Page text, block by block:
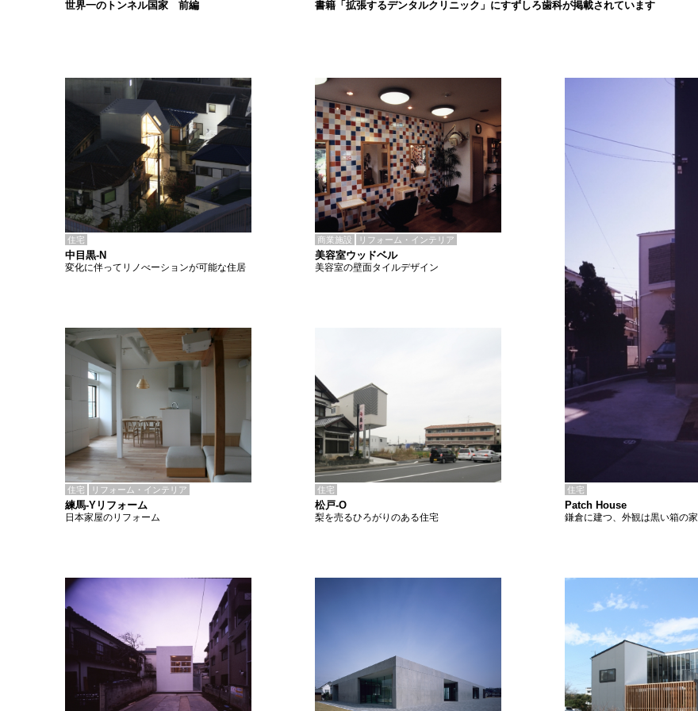
書籍「拡張するデンタルクリニック」にすずしろ歯科が掲載されています
世界一のトンネル国家 前編
住宅
中目黒-N
変化に伴ってリノべーションが可能な住居
商業施設 リフォーム・インテリア
美容室ウッドベル
美容室の壁面タイルデザイン
住宅 リフォーム・インテリア
練馬-Yリフォーム
日本家屋のリフォーム
住宅
松戸-O
梨を売るひろがりのある住宅
住宅
Patch House
鎌倉に建つ、外観は黒い箱の家